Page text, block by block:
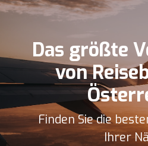
Das größte
von
Finden Sie die
Ihrer